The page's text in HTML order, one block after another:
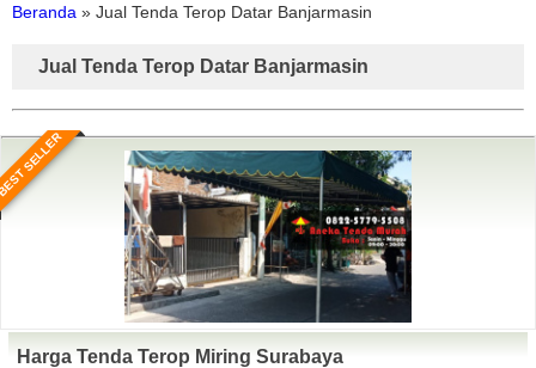
Beranda » Jual Tenda Terop Datar Banjarmasin
Jual Tenda Terop Datar Banjarmasin
SELLER
Harga Tenda Terop Miring Surabaya